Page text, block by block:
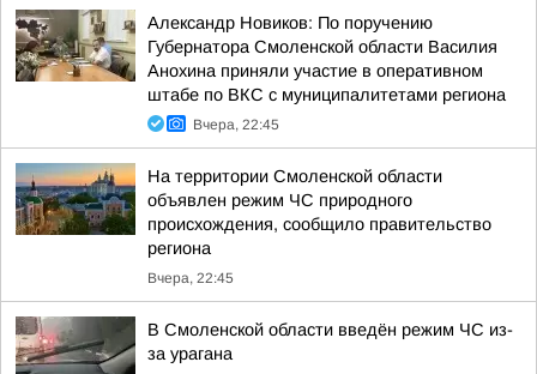
Александр Новиков: По поручению
Губернатора Смоленской области Василия
Анохина приняли участие в оперативном
штабе по ВКС с муниципалитетами региона
Вчера, 22:45
На территории Смоленской области
объявлен режим ЧС природного
происхождения, сообщило правительство
региона
Вчера, 22:45
В Смоленской области введён режим ЧС из-
за урагана